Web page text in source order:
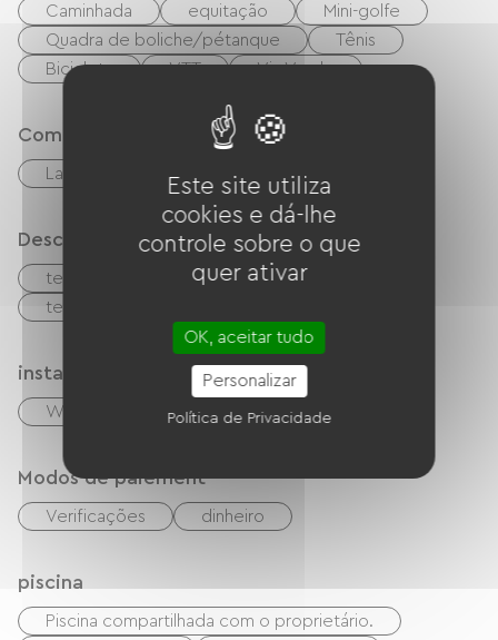
Caminhada equitação
Mini-golfe
Quadra de boliche/pétanque
Tênis
Bicicleta
VTT Via Verde
Comfort
Lareira
Descrição
terraço
Estacionamento
terreno privado fechado
instalações
Wi-Fi grátis Garden Lounge
Modos de paiement
Verificações dinheiro
piscina
Piscina compartilhada com o proprietário.
Este site utiliza
cookies e dá-lhe
controle sobre o que
quer ativar
OK, aceitar tudo
Personalizar
Política de Privacidade